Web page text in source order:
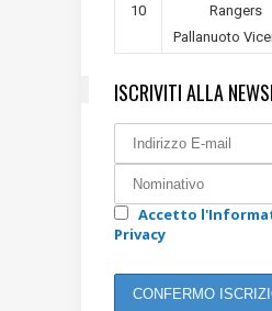
10
Rangers
Pallanuoto
ISCRIVITI ALLA
Accetto
Privacy